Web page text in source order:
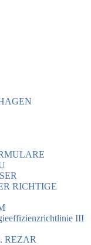
RICHTIGE
III
REZAR